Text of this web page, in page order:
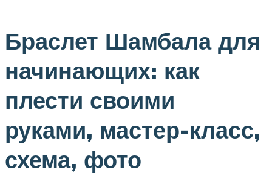
Браслет Шамбала для
начинающих: как
плести своими
руками, мастер-класс,
схема, фото